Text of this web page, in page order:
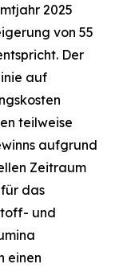
2025
von 55
Der
auf
teilweise
aufgrund
Zeitraum
das
und
einen